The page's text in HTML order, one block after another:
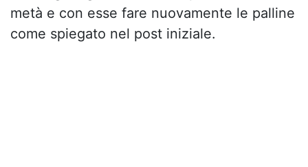
metà e con esse fare nuovamente le palline
come spiegato nel post iniziale.